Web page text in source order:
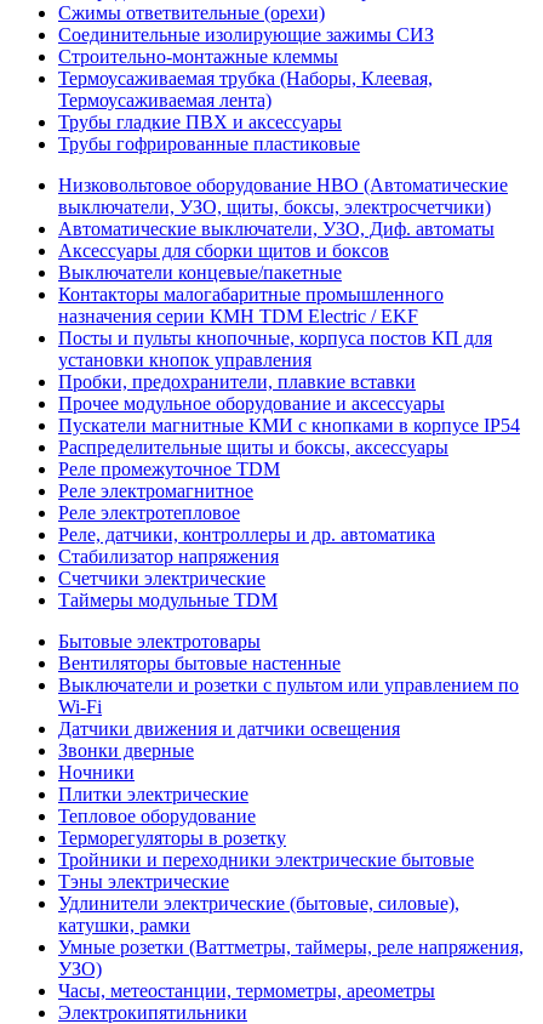
Сжимы ответвительные (орехи)
Соединительные изолирующие зажимы СИЗ
Строительно-монтажные клеммы
Термоусаживаемая трубка (Наборы, Клеевая,
Термоусаживаемая лента)
Трубы гладкие ПВХ и аксессуары
Трубы гофрированные пластиковые
Низковольтовое оборудование НВО (Автоматические
выключатели, УЗО, щиты, боксы, электросчетчики)
Автоматические выключатели, УЗО, Диф. автоматы
Аксессуары для сборки щитов и боксов
Выключатели концевые/пакетные
Контакторы малогабаритные промышленного
назначения серии КМН TDM Electric / EKF
Посты и пульты кнопочные, корпуса постов КП для
установки кнопок управления
Пробки, предохранители, плавкие вставки
Прочее модульное оборудование и аксессуары
Пускатели магнитные КМИ с кнопками в корпусе IP54
Распределительные щиты и боксы, аксессуары
Реле промежуточное TDM
Реле электромагнитное
Реле электротепловое
Реле, датчики, контроллеры и др. автоматика
Стабилизатор напряжения
Счетчики электрические
Таймеры модульные TDM
Бытовые электротовары
Вентиляторы бытовые настенные
Выключатели и розетки с пультом или управлением по
Wi-Fi
Датчики движения и датчики освещения
Звонки дверные
Ночники
Плитки электрические
Тепловое оборудование
Терморегуляторы в розетку
Тройники и переходники электрические бытовые
Тэны электрические
Удлинители электрические (бытовые, силовые),
катушки, рамки
Умные розетки (Ваттметры, таймеры, реле напряжения,
УЗО)
Часы, метеостанции, термометры, ареометры
Электрокипятильники